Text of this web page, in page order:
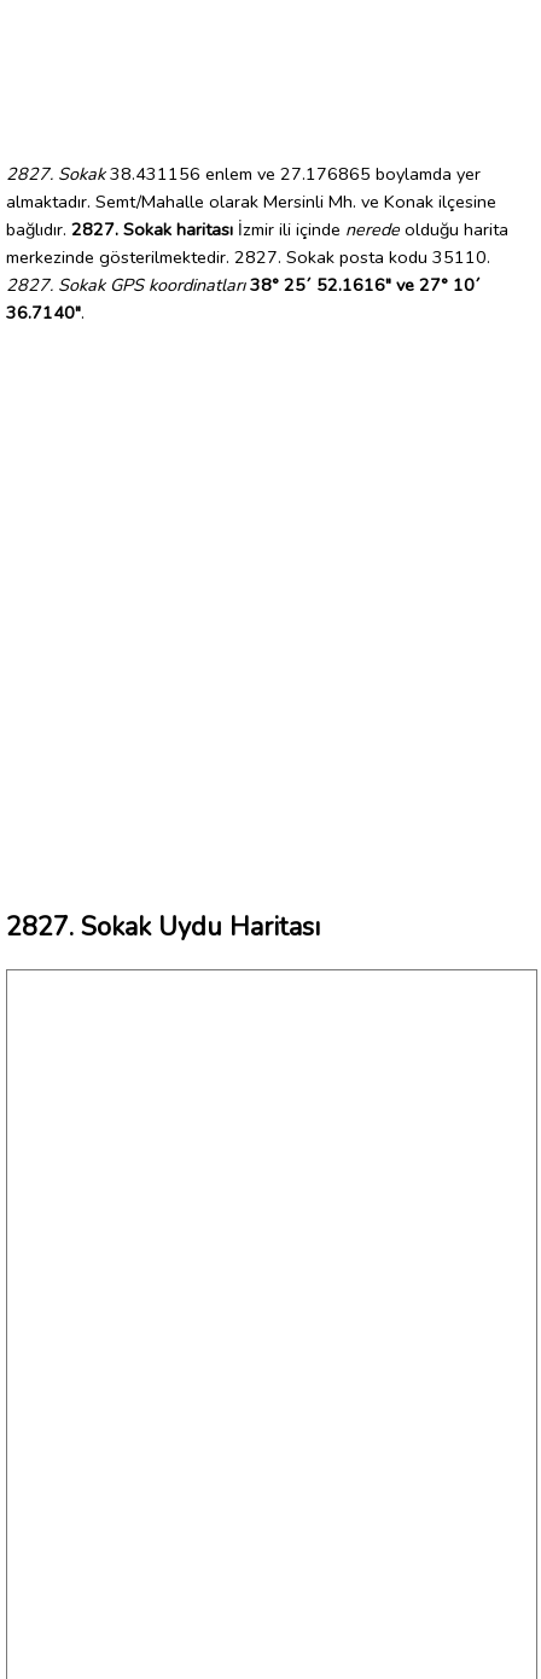
2827. Sokak38.431156 enlem ve 27.176865 boylamda yer
almaktadır. Semt/Mahalle olarak Mersinli Mh. ve Konak ilçesine
bağlıdır. 2827. Sokak haritası İzmir ili içinde nerede olduğu harita
merkezinde gösterilmektedir. 2827. Sokak posta kodu 35110.
2827. Sokak GPS koordinatları 38° 25´ 52.1616" ve 27° 10´
36.7140".
2827. Sokak Uydu Haritası